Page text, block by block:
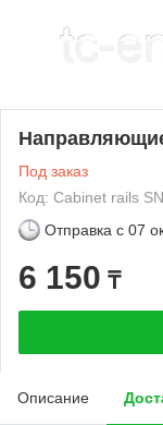
Под заказ
Код: Cabinet rails
Отправка с 07
6 150 ₸
Описание